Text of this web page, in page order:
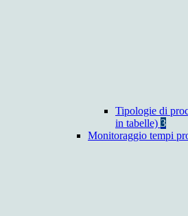
Tipologie di
in tabelle) 3
Monitoraggio tempi